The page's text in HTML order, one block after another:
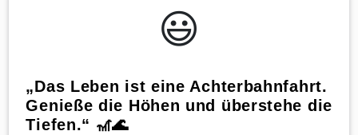
😃️
„Das Leben ist eine Achterbahnfahrt.
Genieße die Höhen und überstehe die
Tiefen.“ 🎢🌊